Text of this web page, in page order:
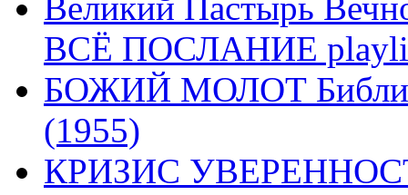
ВСЁ ПОСЛАНИЕ
БОЖИЙ МОЛОТ Библия
(1955)
КРИЗИС